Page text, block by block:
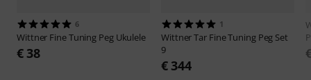
6
Wittner Fine Tuning Peg Ukulele
€ 38
1
WittnerTar Fine Tuning Peg Set
9
€ 344